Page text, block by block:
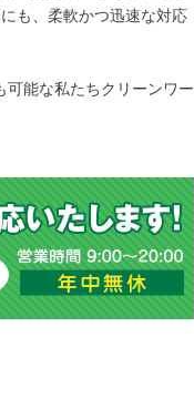
も、柔軟かつ迅速な対応
能な私たちクリーンワー